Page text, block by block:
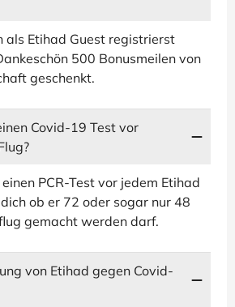
als Etihad Guest registrierst
500 Bonusmeilen von
geschenkt.
Covid-19 Test vor
PCR-Test vor jedem Etihad
ob er 72 oder sogar nur 48
gemacht werden darf.
von Etihad gegen Covid-